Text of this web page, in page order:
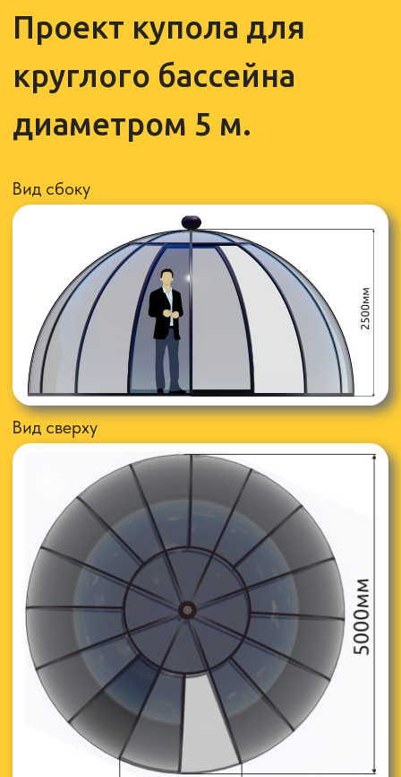
Часто задаваемые
Из чего сделан купол для бассейна
имеет вид прозрачной, стеклянной полусферы.
изготавливается из стальной
холоднокатаной профильной трубы 50×25×2 мм. и
окрашивается порошковым методом по желанию
заказчика.
Дверь, сдвижная,
отодвигается в сторону состоит
из двух секций, ширина проема от 1,3-1,9 м. в
нижней части.
Прозрачная оболочка купола— это
высокопрочный монолитный поликарбонат
толщиной 2 мм. отечественного производства с
защитным слоем от ультрафиолета. Срок
эксплуатации 14 лет.
Декорирование стоек
купола для бассейна с
наружной стороны осуществляется с помощью
пластиковых ПВХ наличников, ламинированных под
древесную структуру. Наличники надежно
фиксируются на клипсах скрывая стыки
монолитного поликарбоната и крепёж.
Вентиляция,
для эффективного вытягивания и
циркуляции воздуха из купольной конструкции
устанавливается турбодефлектор, ( вентилятор,
который работает от энергии ветра).
Щеточный уплотнитель
устанавливается по
периметру дверного проема для плотно прилегает к
откатной двери защищая, попадания пыли, мелкого